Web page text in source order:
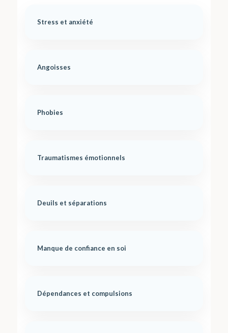
Stress et anxiété
Angoisses
Phobies
Traumatismes émotionnels
Deuils et séparations
Manque de confiance en soi
Dépendances et compulsions